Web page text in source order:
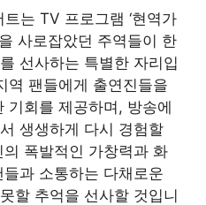
는 TV 프로그램 ‘현역가
사로잡았던 주역들이 한
선사하는 특별한 자리입
역 팬들에게 출연진들을
기회를 제공하며, 방송에
생생하게 다시 경험할
폭발적인 가창력과 화
과 소통하는 다채로운
할 추억을 선사할 것입니